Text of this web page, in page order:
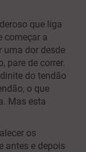
que liga
começar a
uma dor desde
pare de correr.
do tendão
o que
Mas esta
os
antes e depois